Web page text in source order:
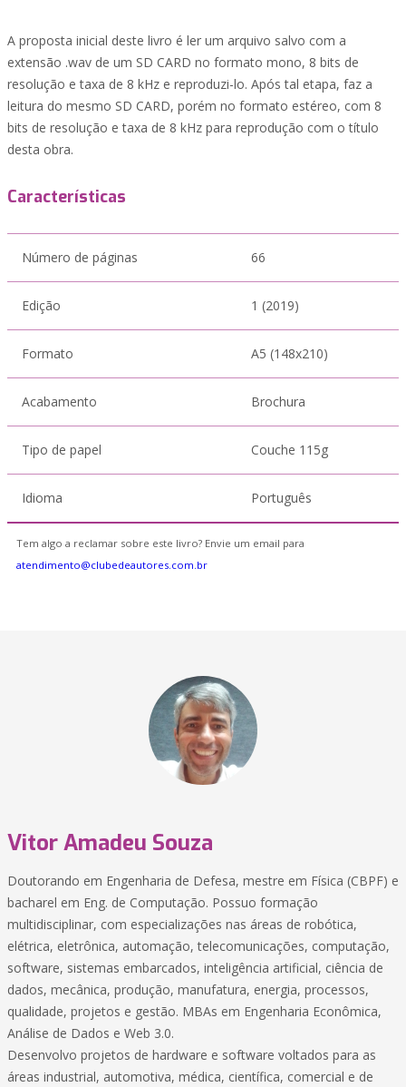
A proposta inicial deste livro é ler um arquivo salvo com a
extensão .wav de um SD CARD no formato mono, 8 bits de
resolução e taxa de 8 kHz e reproduzi-lo. Após tal etapa, faz a
leitura do mesmo SD CARD, porém no formato estéreo, com 8
bits de resolução e taxa de 8 kHz para reprodução com o título
desta obra.
Características
Número de páginas 66
Edição 1 (2019)
Formato A5 (148x210)
Acabamento Brochura
Tipo de papel Couche 115g
Idioma Português
Tem algo a reclamar sobre este livro? Envie um email para
atendimento@clubedeautores.com.br
Vitor Amadeu Souza
Doutorando em Engenharia de Defesa, mestre em Física (CBPF) e
bacharel em Eng. de Computação. Possuo formação
multidisciplinar, com especializações nas áreas de robótica,
elétrica, eletrônica, automação, telecomunicações, computação,
software, sistemas embarcados, inteligência artificial, ciência de
dados, mecânica, produção, manufatura, energia, processos,
qualidade, projetos e gestão. MBAs em Engenharia Econômica,
Análise de Dados e Web 3.0.
Desenvolvo projetos de hardware e software voltados para as
áreas industrial, automotiva, médica, científica, comercial e de